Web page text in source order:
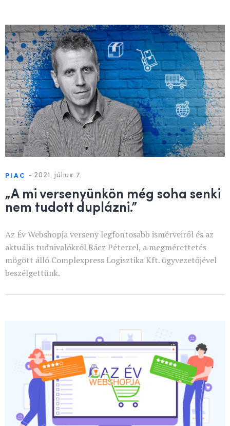
PIAC - 2021. július 7.
„A mi versenyünkön még soha senki
nem tudott duplázni.”
Az Év Webshopja verseny legfontosabb ismérveiről és az
aktuális tudnivalókról Rácz Péterrel, a megmérettetés
mögött álló Complexpress Logisztika Kft. ügyvezetőjével
beszélgettünk.